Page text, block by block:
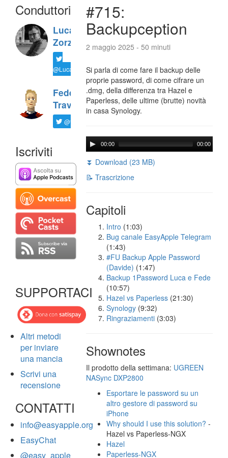
Conduttori
Luca
Zorzi
@LucaTNT
Federico
Travaini
@ftrava
Iscriviti
SUPPORTACI
Altri metodi
per inviare
una mancia
Scrivi una
recensione
CONTATTI
info@easyapple.org
EasyChat
@easy_apple
#715:
Backupception
2 maggio 2025 - 50 minuti
Si parla di come fare il backup delle
proprie password, di come cifrare un
.dmg, della differenza tra Hazel e
Paperless, delle ultime (brutte) novità
in casa Synology.
00:00 00:00
⏬ Download (23 MB)
📝 Trascrizione
Capitoli
Intro (1:03)
Bug canale EasyApple Telegram
(1:43)
#FU Backup Apple Password
(Davide) (1:47)
Backup 1Password Luca e Fede
(10:57)
Hazel vs Paperless (21:30)
Synology (9:32)
Ringraziamenti (3:03)
Shownotes
Il prodotto della settimana: UGREEN
NASync DXP2800
Esportare le password su un
altro gestore di password su
iPhone
Why should I use this solution? -
Hazel vs Paperless-NGX
Hazel
Paperless-NGX